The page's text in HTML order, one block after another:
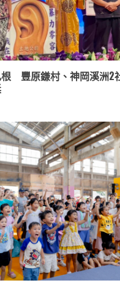
豐原鎌村、神岡溪洲2